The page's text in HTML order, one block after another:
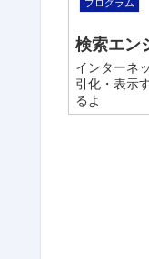
検索エン
インターネ
引化・表示
るよ